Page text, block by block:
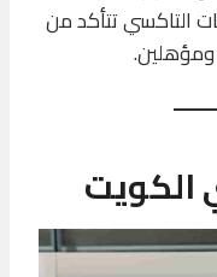
التاكسي تتأكد من
ومؤهلين.
الكويت